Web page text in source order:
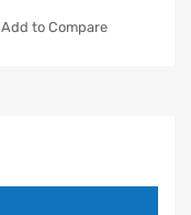
Add to Compare